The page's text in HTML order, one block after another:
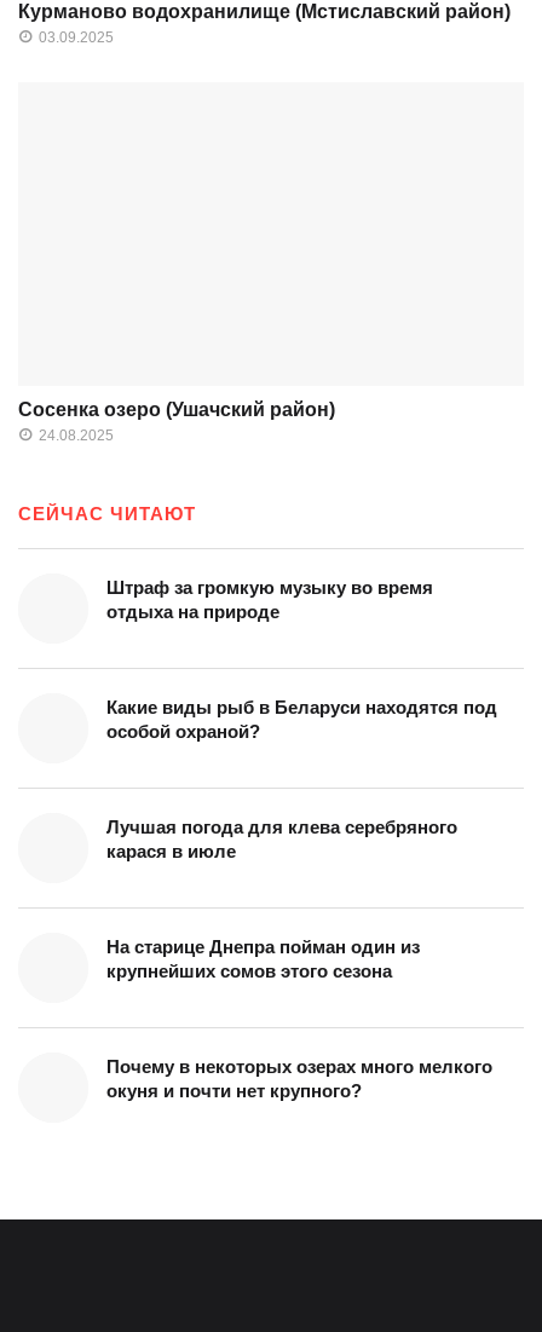
Курманово водохранилище (Мстиславский район)
03.09.2025
Сосенка озеро (Ушачский район)
24.08.2025
СЕЙЧАС ЧИТАЮТ
Штраф за громкую музыку во время
отдыха на природе
Какие виды рыб в Беларуси находятся под
особой охраной?
Лучшая погода для клева серебряного
карася в июле
На старице Днепра пойман один из
крупнейших сомов этого сезона
Почему в некоторых озерах много мелкого
окуня и почти нет крупного?